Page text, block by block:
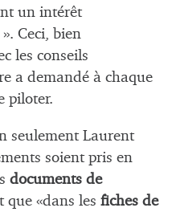
un intérêt
Ceci, bien
les conseils
a demandé à chaque
piloter.
seulement Laurent
soient pris en
documents de
que «dans les fiches de